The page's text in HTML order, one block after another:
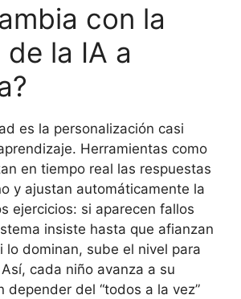
con la
la IA a
es la personalización casi
Herramientas como
en tiempo real las respuestas
y ajustan automáticamente la
ejercicios: si aparecen fallos
insiste hasta que afianzan
lo dominan, sube el nivel para
cada niño avanza a su
depender del “todos a la vez”